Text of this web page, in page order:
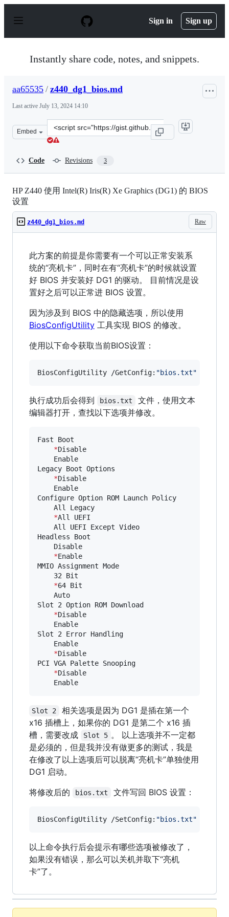
p
Sign in Sign up
Instantly share code, notes, and snippets.
aa65535 / z440_dg1_bios.md
Last active July 13, 2024 14:10
Embed
Clone
this
Code Revisions 3
HP Z440 使用 Intel(R) Iris(R) Xe Graphics (DG1) 的 BIOS
设置
Raw
z440_dg1_bios.md
此方案的前提是你需要有一个可以正常安装系
统的“亮机卡”，同时在有“亮机卡”的时候就设置
好 BIOS 并安装好 DG1 的驱动。 目前情况是设
置好之后可以正常进 BIOS 设置。
因为涉及到 BIOS 中的隐藏选项，所以使用
BiosConfigUtility 工具实现 BIOS 的修改。
使用以下命令获取当前BIOS设置：
BiosConfigUtility /GetConfig: "bios.txt"
执行成功后会得到 bios.txt
文件，使用文本
编辑器打开，查找以下选项并修改。
Fast Boot
*Disable
Legacy Boot Options
*Disable
Configure Option ROM Launch Policy
*All UEFI
Headless Boot
*Enable
MMIO Assignment Mode
*64 Bit
Slot 2 Option ROM Download
*Disable
Slot 2 Error Handling
*Disable
PCI VGA Palette Snooping
*Disable
	Enable
Slot 2
相关选项是因为 DG1 是插在第一个
x16 插槽上，如果你的 DG1 是第二个 x16 插
槽，需要改成
Slot 5 。 以上选项并不一定都
是必须的，但是我并没有做更多的测试，我是
在修改了以上选项后可以脱离“亮机卡”单独使用
DG1 启动。
将修改后的
bios.txt 文件写回 BIOS 设置：
BiosConfigUtility /SetConfig: "bios.txt"
以上命令执行后会提示有哪些选项被修改了，
如果没有错误，那么可以关机并取下“亮机
卡”了。